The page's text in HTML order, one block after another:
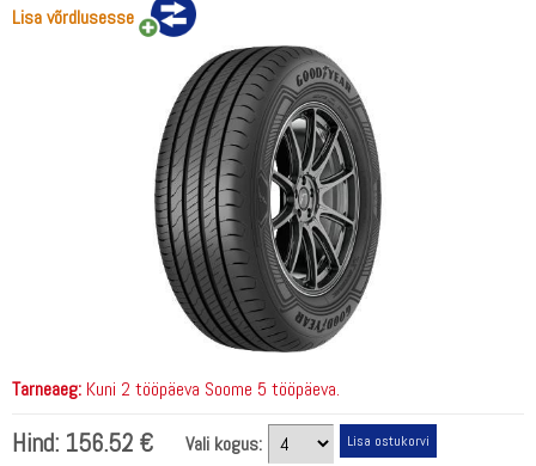
Lisa võrdlusesse
Tarneaeg: Kuni 2 tööpäeva Soome 5 tööpäeva.
Hind: 156.52 €
Vali kogus: